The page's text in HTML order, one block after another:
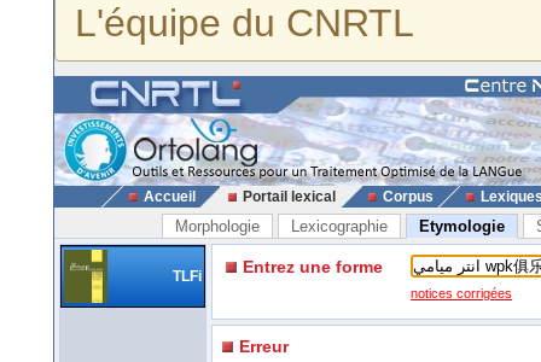
L'équipe du CNRTL
Accueil Portail lexical Corpus
Morphologie Lexicographie Etymologie
TLFi Entrez une forme
notices corrigées
Erreur